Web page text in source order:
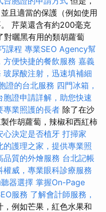
且適當的保護（例如使用
芹菜還含有約200毫克
對曬黑有用的類胡蘿蔔
課程 專業SEO Agency幫
方便快捷的餐飲服務 嘉義
玻尿酸注射，迅速填補細
證的台北服務 四門冰箱，
胞證申請詳解，助您快速
專業照護的長者 除了在沙
作胡蘿蔔，辣椒和西紅柿
心決定是否植牙 打掃家
的護理之家，提供專業照
品質的外燴服務 台北記帳
權威，專業眼科診療服務
器選擇 掌握On-Page
服務 了解會計師服務，
，例如芒果，紅色水果和